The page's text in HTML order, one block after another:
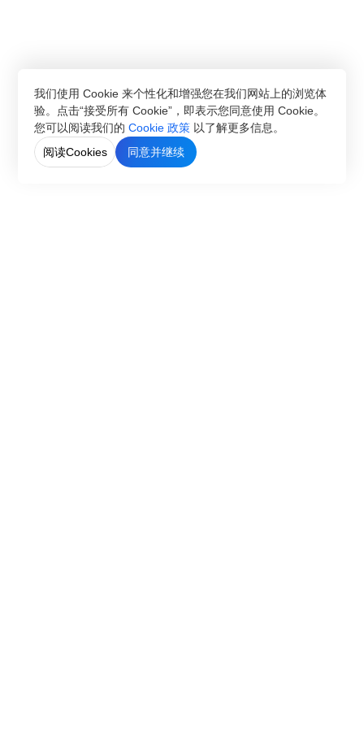
我们使用 Cookie 来个性化和增强您在我们网站上的浏览体
验。点击“接受所有 Cookie”，即表示您同意使用 Cookie。
您可以阅读我们的Cookie 政策 以了解更多信息。
阅读Cookies
同意并继续